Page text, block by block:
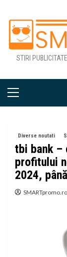
content
STIRI
Primary
Diverse noutati
tbi bank –
profitului
2024,
SMARTpromo.ro